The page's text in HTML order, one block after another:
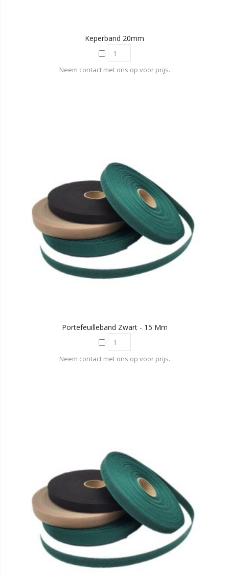
Keperband 20mm
Neem contact met ons op voor prijs.
Portefeuilleband Zwart - 15 Mm
Neem contact met ons op voor prijs.